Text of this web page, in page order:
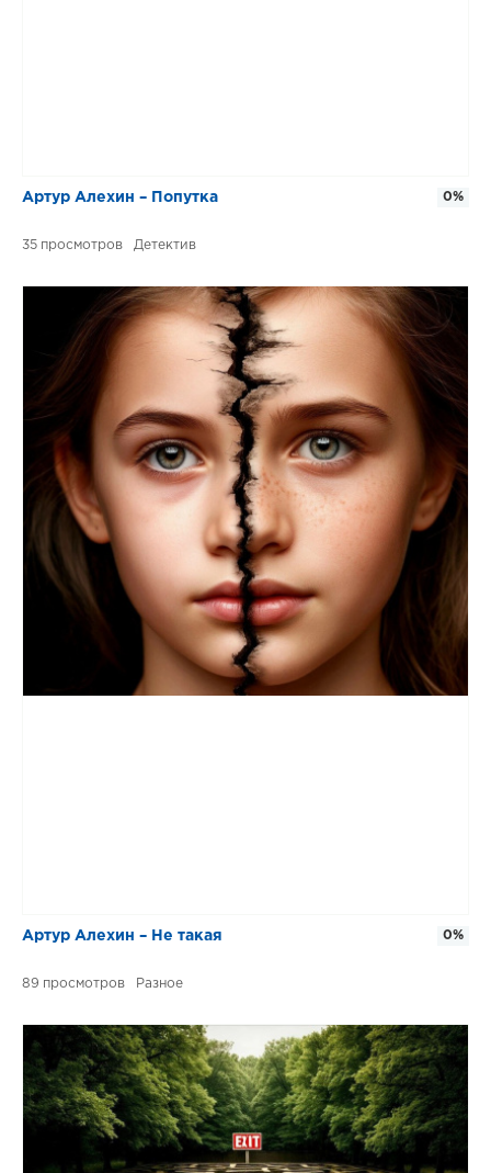
Артур Алехин – Попутка
35 Детектив
0%
Артур Алехин – Не такая
89 Разное
0%